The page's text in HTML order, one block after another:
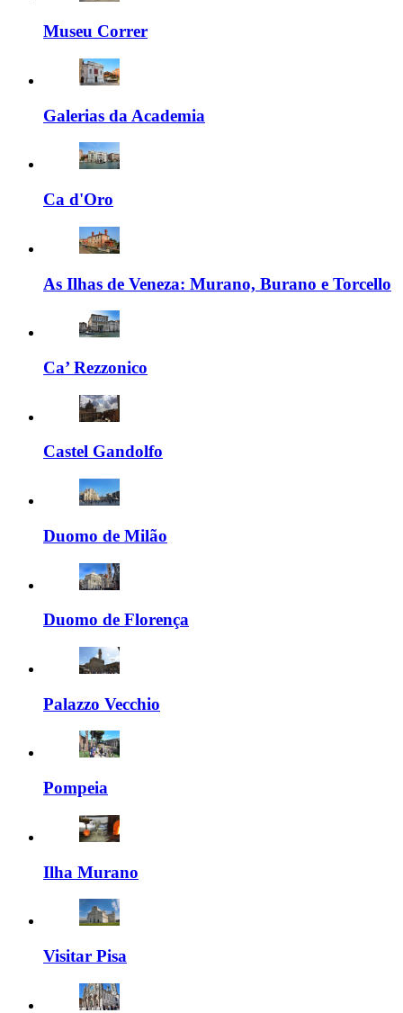
Museu Correr
Galerias da Academia
Ca d'Oro
As Ilhas de Veneza: Murano, Burano e Torcello
Ca’ Rezzonico
Castel Gandolfo
Duomo de Milão
Duomo de Florença
Palazzo Vecchio
Pompeia
Ilha Murano
Visitar Pisa